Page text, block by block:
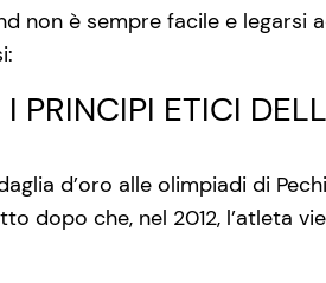
non è sempre facile e legarsi
PRINCIPI ETICI
d’oro alle olimpiadi di
dopo che, nel 2012, l’atleta